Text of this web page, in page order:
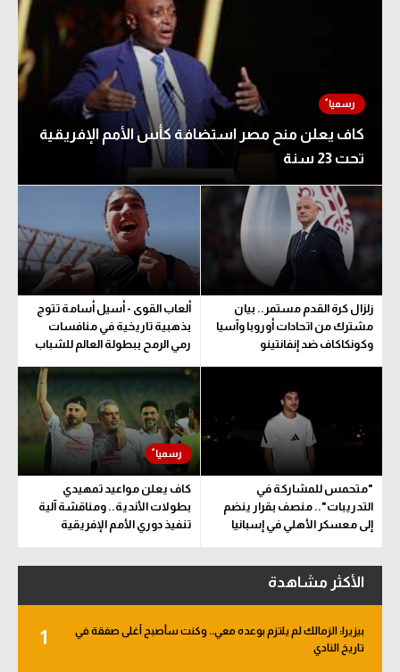
كاف يعلن منح مصر استضافة كأس الأمم الإفريقية
تحت 23 سنة
زلزال كرة القدم مستمر.. بيان
مشترك من اتحادات أوروبا وآسيا
وكونكاكاف ضد إنفانتينو
ألعاب القوى - أسيل أسامة تتوج
بذهبية تاريخية في منافسات
رمي الرمح ببطولة العالم للشباب
"متحمس للمشاركة في
التدريبات".. منصف بقرار ينضم
إلى معسكر الأهلي في إسبانيا
كاف يعلن مواعيد تمهيدي
بطولات الأندية.. ومناقشة آلية
تنفيذ دوري الأمم الإفريقية
الأكثر مشاهدة
1
بيزيرا: الزمالك لم يلتزم بوعده معي.. وكنت سأصبح أغلى صفقة في
تاريخ النادي